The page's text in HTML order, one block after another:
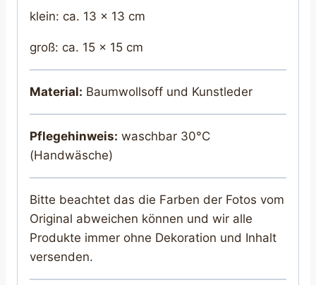
klein: ca. 13 x 13 cm
groß: ca. 15 x 15 cm
Material: Baumwollsoff und Kunstleder
Pflegehinweis: waschbar 30°C
(Handwäsche)
Bitte beachtet das die Farben der Fotos vom
Original abweichen können und wir alle
Produkte immer ohne Dekoration und Inhalt
versenden.